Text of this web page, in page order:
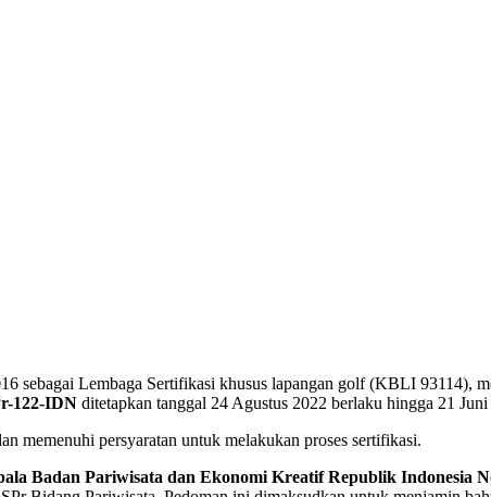
sebagai Lembaga Sertifikasi khusus lapangan golf (KBLI 93114),
122-IDN ditetapkan tanggal 24 Agustus 2022 berlaku hingga 21 Juni
memenuhi persyaratan untuk melakukan proses sertifikasi.
Badan Pariwisata dan Ekonomi Kreatif Republik Indonesia